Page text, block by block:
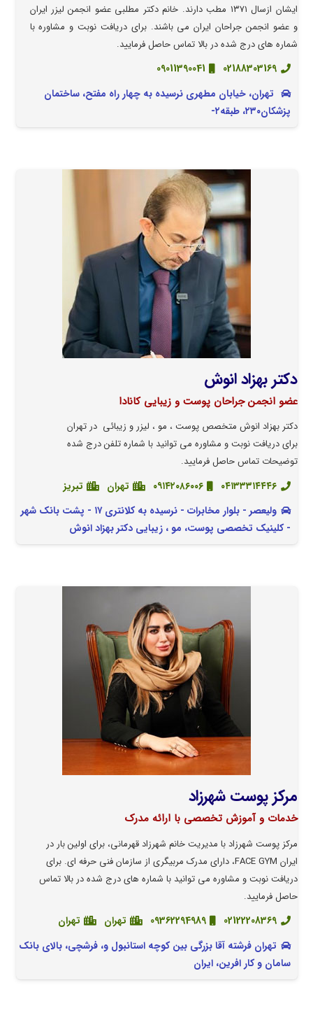
ایشان ازسال ١٣٧١ مطب دارند.
خانم دکتر مطلبی عضو انجمن لیزر ایران
وعضو انجمن جراحان ایران می باشند. برای دریافت نوبت و مشاوره با
شماره های درج شده در بالا تماس حاصل فرمایید.
02188303169
09011390041
تهران، خیابان مطهری نرسیده به چهار راه مفتح، ساختمان
پزشکان۲۳۰، طبقه۲-
دکتر بهزاد انوش
عضو انجمن جراحان پوست و زیبایی کانادا
دکتر بهزاد انوش متخصص پوست ، مو ، لیزر و زیبائی در تهران
برای دریافت نوبت و مشاوره می توانید با شماره تلفن درج شده
توضیحات تماس حاصل فرمایید.
۰۴۱۳۳۳۱۴۴۴۶ ۰۹۱۴۲۰۸۶۰۰۶ تهران
تبریز
ولیعصر - بلوار مخابرات - نرسیده به کلانتری ۱۷ - پشت بانک شهر
- کلینیک تخصصی پوست، مو ، زیبایی دکتر بهزاد انوش
مرکز پوست شهرزاد
خدمات و آموزش تخصصی با ارائه مدرک
مرکز پوست شهرزاد با مدیریت خانم شهرزاد قهرمانی، برای اولین بار در
ایران FACE GYM، دارای مدرک مربیگری از سازمان فنی حرفه ای. برای
دریافت نوبت و مشاوره می توانید با شماره های درج شده در بالا تماس
حاصل فرمایید.
02122208369
09362294989 تهران
تهران
تهران فرشته آقا بزرگی بین کوچه استانبول و، فرشچی، بالای بانک
سامان و کار افرین، ایران